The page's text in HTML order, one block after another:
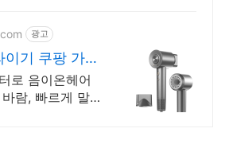
광고
기 쿠팡 가볍
로 음이온헤어
람, 빠르게 말